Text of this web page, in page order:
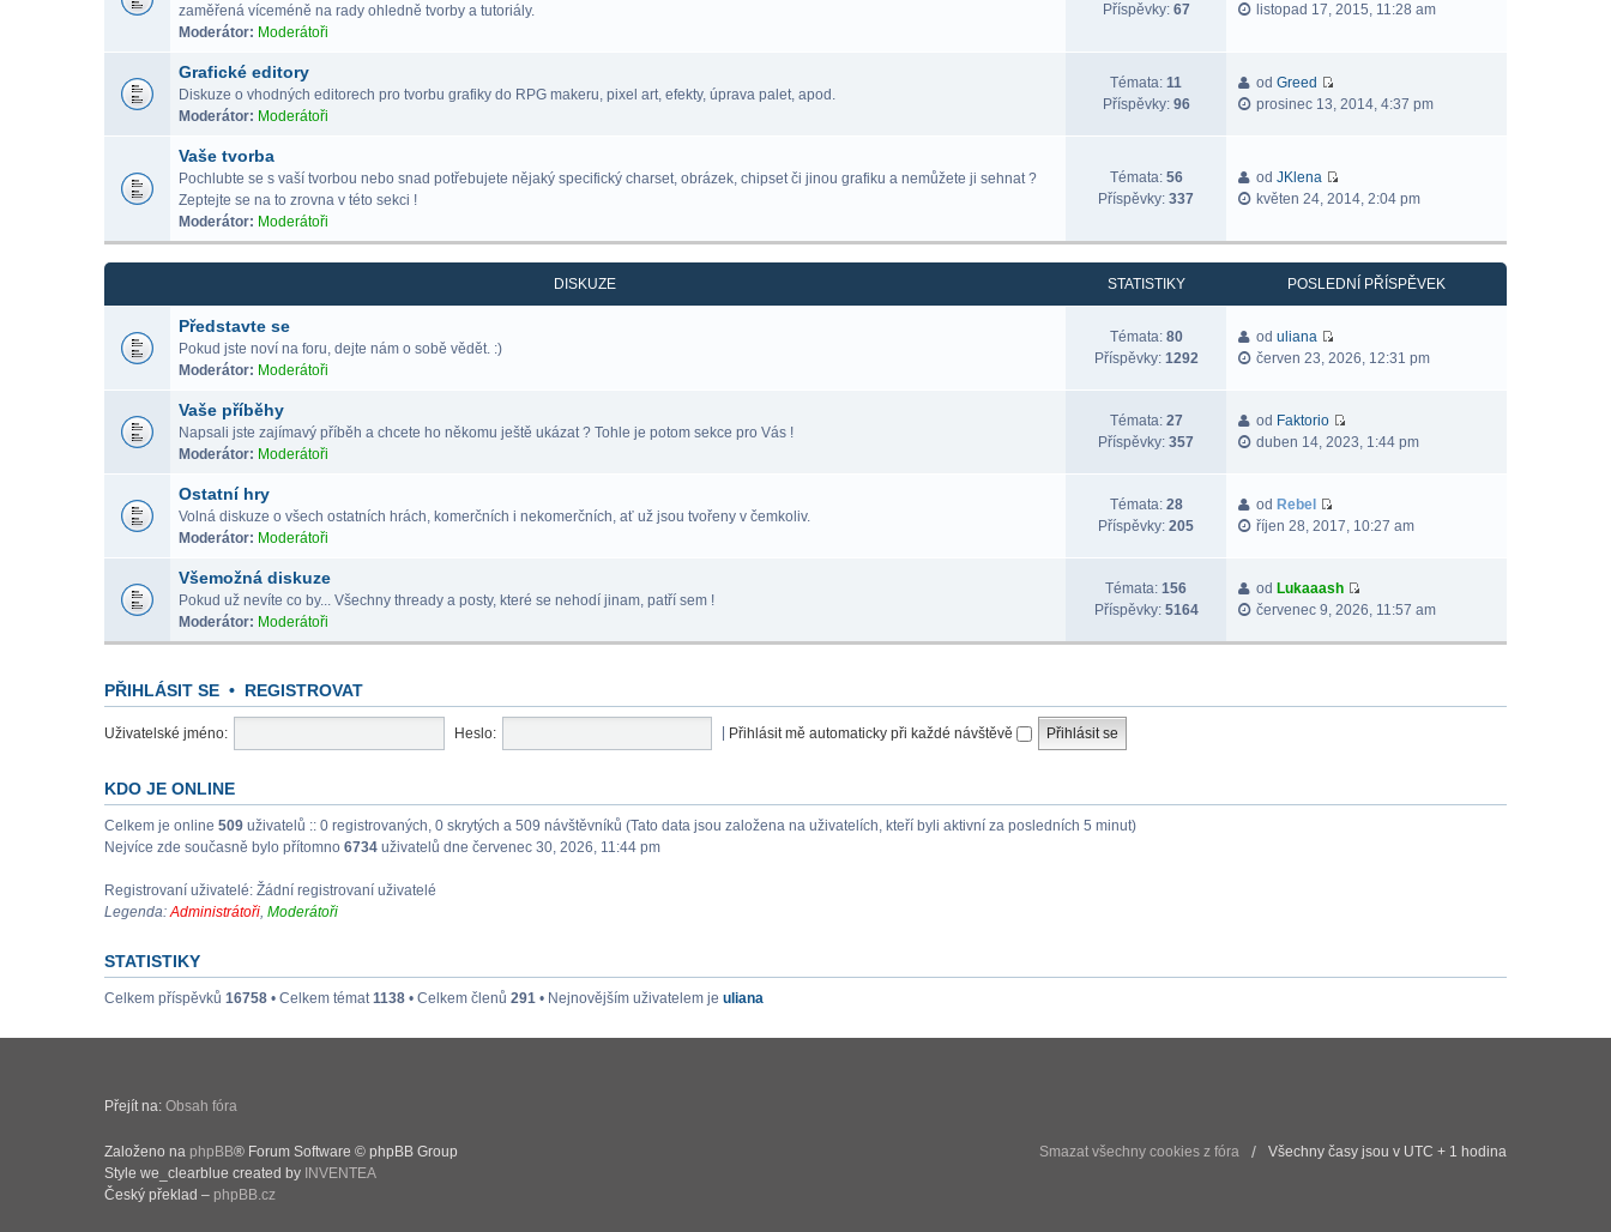
zaměřená víceméně na rady ohledně tvorby a tutoriály.
Moderátor: Moderátoři
Příspěvky: 67
listopad 17, 2015, 11:28 am
Grafické editory
Diskuze o vhodných editorech pro tvorbu grafiky do RPG makeru, pixel art, efekty, úprava palet, apod.
Moderátor: Moderátoři
Témata: 11
Příspěvky: 96
odGreed
prosinec 13, 2014, 4:37 pm
Vaše tvorba
Pochlubte se s vaší tvorbou nebo snad potřebujete nějaký specifický charset, obrázek, chipset či jinou grafiku a nemůžete ji sehnat ?
Zeptejte se na to zrovna v této sekci !
Moderátor: Moderátoři
Témata: 56
Příspěvky: 337
odJKlena
květen 24, 2014, 2:04 pm
DISKUZE STATISTIKY POSLEDNÍ PŘÍSPĚVEK
Představte se
Pokud jste noví na foru, dejte nám o sobě vědět. :)
Moderátor: Moderátoři
Témata: 80
Příspěvky: 1292
oduliana
červen 23, 2026, 12:31 pm
Vaše příběhy
Napsali jste zajímavý příběh a chcete ho někomu ještě ukázat ? Tohle je potom sekce pro Vás !
Moderátor: Moderátoři
Témata: 27
Příspěvky: 357
od Faktorio
duben 14, 2023, 1:44 pm
Ostatní hry
Volná diskuze o všech ostatních hrách, komerčních i nekomerčních, ať už jsou tvořeny v čemkoliv.
Moderátor: Moderátoři
Témata: 28
Příspěvky: 205
od Rebel
říjen 28, 2017, 10:27 am
Všemožná diskuze
Pokud už nevíte co by... Všechny thready a posty, které se nehodí jinam, patří sem !
Moderátor: Moderátoři
Témata: 156
Příspěvky: 5164
od Lukaaash
červenec 9, 2026, 11:57 am
PŘIHLÁSIT SE • REGISTROVAT
Uživatelské jméno: Heslo: Přihlásit mě automaticky při každé návštěvě
KDO JE ONLINE
Celkem je online 509 uživatelů :: 0 registrovaných, 0 skrytých a 509 návštěvníků (Tato data jsou založena na uživatelích, kteří byli aktivní za posledních 5 minut)
Nejvíce zde současně bylo přítomno 6734 uživatelů dne červenec 30, 2026, 11:44 pm
Registrovaní uživatelé: Žádní registrovaní uživatelé
Legenda:Administrátoři, Moderátoři
STATISTIKY
Celkem příspěvků 16758 • Celkem témat1138 • Celkem členů 291 • Nejnovějším uživatelem je uliana
Přejít na: Obsah fóra
Smazat všechny cookies z fóra Všechny časy jsou v UTC + 1 hodina
Založeno na phpBB® Forum Software © phpBB Group
Style we_clearblue created by INVENTEA
Český překlad – phpBB.cz